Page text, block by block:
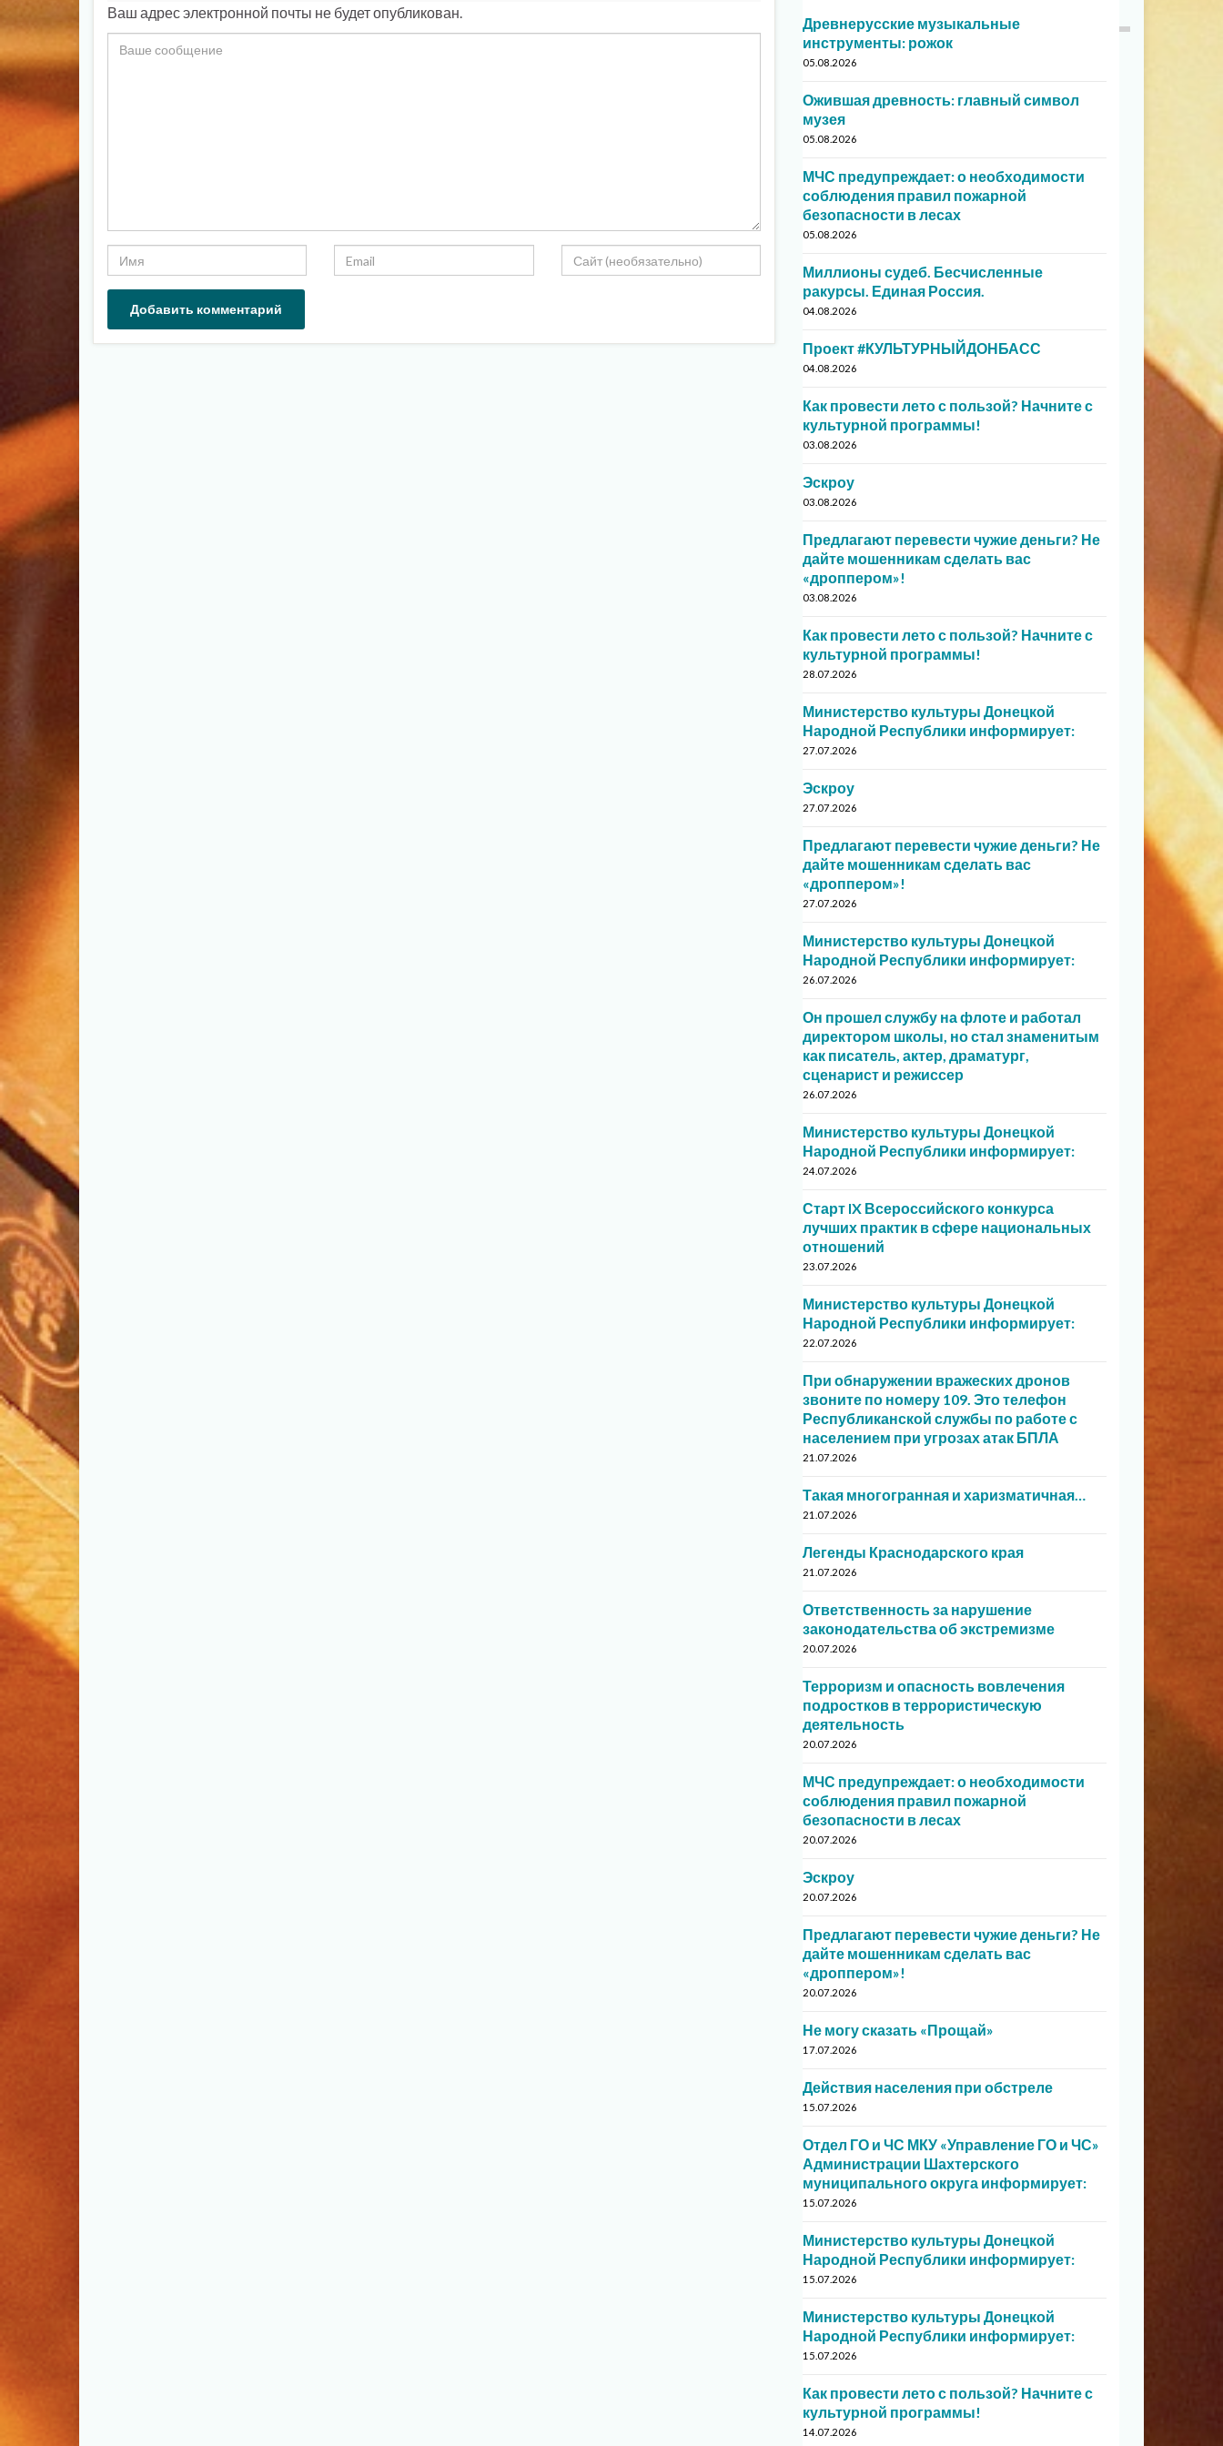
Ваш адрес электронной почты не будет опубликован.
Древнерусские музыкальные
инструменты: рожок
05.08.2026
Ожившая древность: главный символ
музея
05.08.2026
МЧС предупреждает: о необходимости
соблюдения правил пожарной
безопасности в лесах
05.08.2026
Миллионы судеб. Бесчисленные
ракурсы. Единая Россия.
04.08.2026
Проект #КУЛЬТУРНЫЙДОНБАСС
04.08.2026
Как провести лето с пользой? Начните с
культурной программы!
03.08.2026
Эскроу
03.08.2026
Предлагают перевести чужие деньги? Не
дайте мошенникам сделать вас
«дроппером»!
03.08.2026
Как провести лето с пользой? Начните с
культурной программы!
28.07.2026
Министерство культуры Донецкой
Народной Республики информирует:
27.07.2026
Эскроу
27.07.2026
Предлагают перевести чужие деньги? Не
дайте мошенникам сделать вас
«дроппером»!
27.07.2026
Министерство культуры Донецкой
Народной Республики информирует:
26.07.2026
Он прошел службу на флоте и работал
директором школы, но стал знаменитым
как писатель, актер, драматург,
сценарист и режиссер
26.07.2026
Министерство культуры Донецкой
Народной Республики информирует:
24.07.2026
Старт IX Всероссийского конкурса
лучших практик в сфере национальных
отношений
23.07.2026
Министерство культуры Донецкой
Народной Республики информирует:
22.07.2026
При обнаружении вражеских дронов
звоните по номеру 109. Это телефон
Республиканской службы по работе с
населением при угрозах атак БПЛА
21.07.2026
Такая многогранная и харизматичная…
21.07.2026
Легенды Краснодарского края
21.07.2026
Ответственность за нарушение
законодательства об экстремизме
20.07.2026
Терроризм и опасность вовлечения
подростков в террористическую
деятельность
20.07.2026
МЧС предупреждает: о необходимости
соблюдения правил пожарной
безопасности в лесах
20.07.2026
Эскроу
20.07.2026
Предлагают перевести чужие деньги? Не
дайте мошенникам сделать вас
«дроппером»!
20.07.2026
Не могу сказать «Прощай»
17.07.2026
Действия населения при обстреле
15.07.2026
Отдел ГО и ЧС МКУ «Управление ГО и ЧС»
Администрации Шахтерского
муниципального округа информирует:
15.07.2026
Министерство культуры Донецкой
Народной Республики информирует:
15.07.2026
Министерство культуры Донецкой
Народной Республики информирует:
15.07.2026
Как провести лето с пользой? Начните с
культурной программы!
14.07.2026